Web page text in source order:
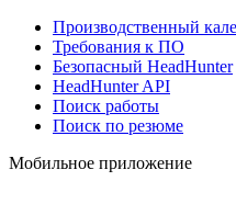
Производственный
Требования к ПО
Безопасный HeadHunter
HeadHunter API
Поиск работы
Поиск по резюме
Мобильное приложение